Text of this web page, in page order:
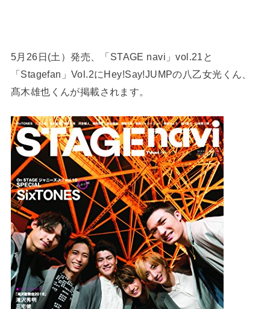
5月26日(土）発売、「STAGE navi」vol.21と
「Stagefan」Vol.2にHey!Say!JUMPの八乙女光くん、
髙木雄也くんが掲載されます。